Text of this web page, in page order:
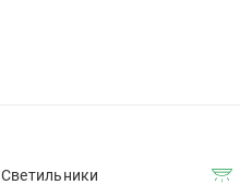
Светильники